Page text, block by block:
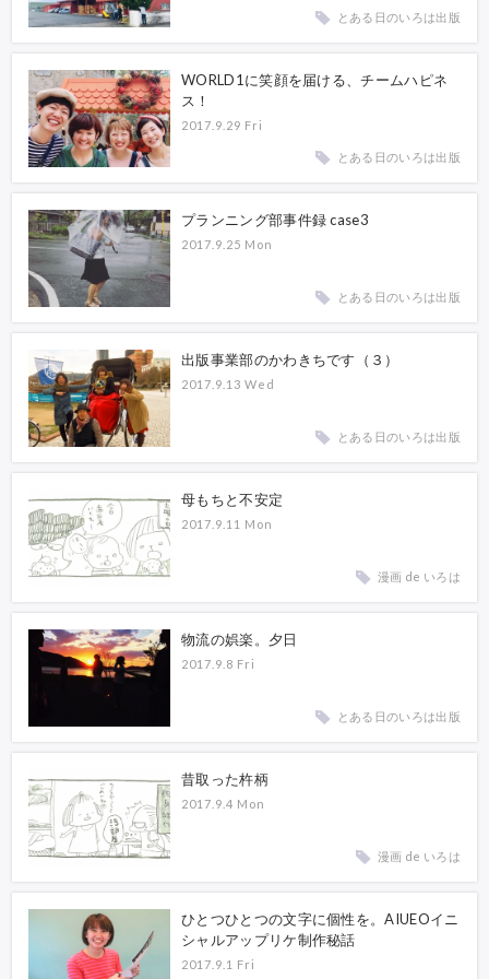
とある日のいろは出版
WORLD1に笑顔を届ける、チームハピネ
ス！
2017.9.29 Fri
とある日のいろは出版
プランニング部事件録 case3
2017.9.25 Mon
とある日のいろは出版
出版事業部のかわきちです（３）
2017.9.13 Wed
とある日のいろは出版
母もちと不安定
2017.9.11 Mon
漫画 de いろは
物流の娯楽。夕日
2017.9.8 Fri
とある日のいろは出版
昔取った杵柄
2017.9.4 Mon
漫画 de いろは
ひとつひとつの文字に個性を。AIUEOイニ
シャルアップリケ制作秘話
2017.9.1 Fri